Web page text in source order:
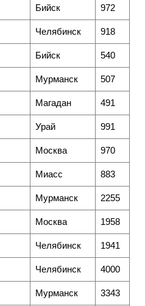
Бийск 972
Челябинск 918
Бийск 540
Мурманск 507
Магадан 491
Урай 991
Москва 970
Миасс 883
Мурманск 2255
Москва 1958
Челябинск 1941
Челябинск 4000
Мурманск 3343